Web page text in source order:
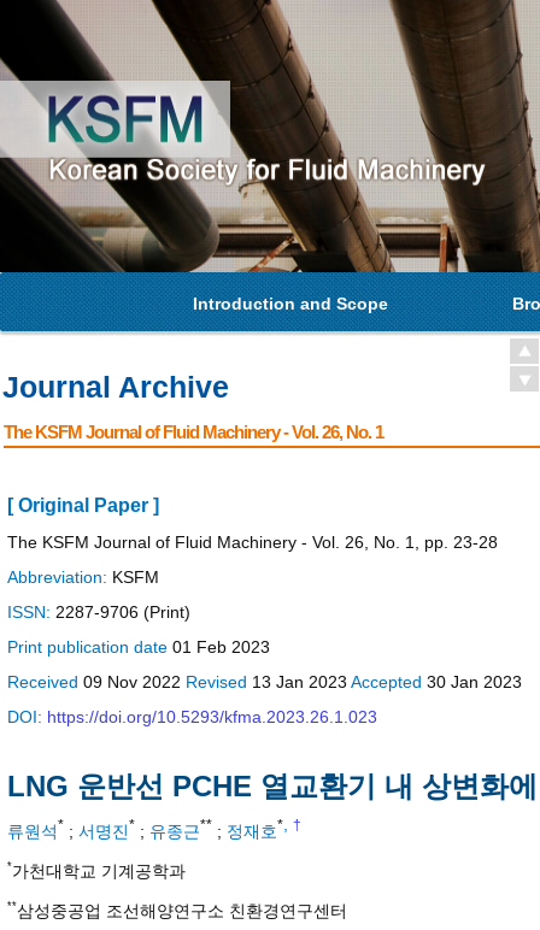
Introduction and Scope
Journal Archive
The KSFM Journal of Fluid Machinery - Vol. 26, No. 1
[ Original Paper ]
The KSFM Journal of Fluid Machinery - Vol. 26, No. 1, pp. 23-28
Abbreviation: KSFM
ISSN: 2287-9706 (Print)
Print publication date 01 Feb 2023
Received 09 Nov 2022 Revised 13 Jan 2023 Accepted 30 Jan 2023
DOI: https://doi.org/10.5293/kfma.2023.26.1.023
LNG 운반선 PCHE 열교환기 내 상변화
류원석* ; 서명진* ; 유종근** ; 정재호* †
*가천대학교 기계공학과
**삼성중공업 조선해양연구소 친환경연구센터